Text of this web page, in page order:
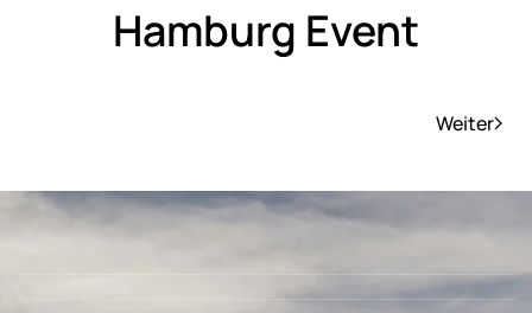
Hamburg Event
Weiter